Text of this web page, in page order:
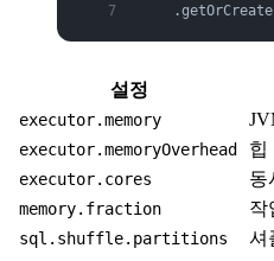
설정
executor.memory
executor.memoryOverhead 힙
executor.cores 동
memory.fraction 작
sql.shuffle.partitions 셔